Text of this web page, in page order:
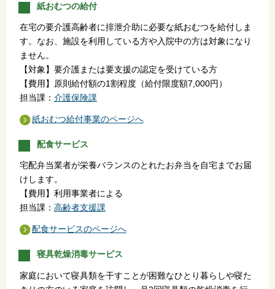
紙おむつの給付
在宅の要介護高齢者に排泄介助に必要な紙おむつを給付しま
す。なお、施設を利用している方や入院中の方は対象になり
ません。
【対象】要介護または要支援の認定を受けている方
【費用】原則給付額の1割程度（給付限度額7,000円）
担当課： 介護保険課
紙おむつ給付事業のページへ
配食サービス
宅配弁当業者が栄養バランスのとれたお弁当を自宅までお届
けします。
【費用】利用事業者による
担当課： 高齢者支援課
配食サービスのページへ
寝具乾燥消毒サービス
家庭において寝具類を干すことが困難なひとり暮らしや寝た